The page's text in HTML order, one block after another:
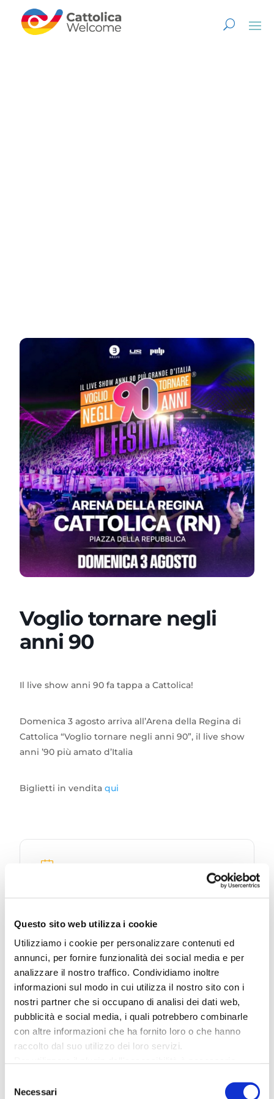
Questo sito web utilizza i cookie
Utilizziamo i cookie per personalizzare contenuti ed
annunci, per fornire funzionalità dei social media e per
analizzare il nostro traffico. Condividiamo inoltre
informazioni sul modo in cui utilizza il nostro sito con i
nostri partner che si occupano di analisi dei dati web,
pubblicità e social media, i quali potrebbero combinarle
con altre informazioni che ha fornito loro o che hanno
raccolto dal suo utilizzo dei loro servizi.
Per ulteriori informazioni è possibile consultare
delNecessari
Voglio tornare negli
anni 90
Il live show anni 90 fa tappa a Cattolica!
Domenica 3 agosto arriva all’Arena della Regina di
Cattolica “Voglio tornare negli anni 90”, il live show
anni ’90 più amato d’Italia
Biglietti in venditaqui
Terminato
21:00 - 23:00
LUOGO
Arena della Regina
RN - Cattolica - 47841 - Piazza della
Repubblica